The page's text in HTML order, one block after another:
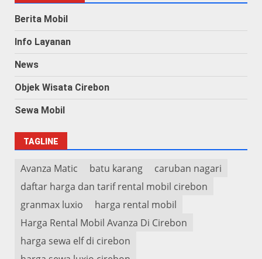
Berita Mobil
Info Layanan
News
Objek Wisata Cirebon
Sewa Mobil
TAGLINE
Avanza Matic batu karang
caruban nagari
daftar harga dan tarif rental mobil cirebon
granmax luxio
harga rental mobil
Harga Rental Mobil Avanza Di Cirebon
harga sewa elf di cirebon